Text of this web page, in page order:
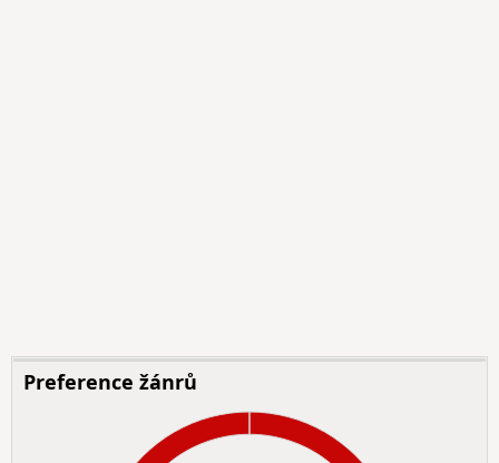
Preference žánrů